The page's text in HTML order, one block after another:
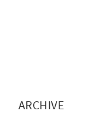
ARCHIVE